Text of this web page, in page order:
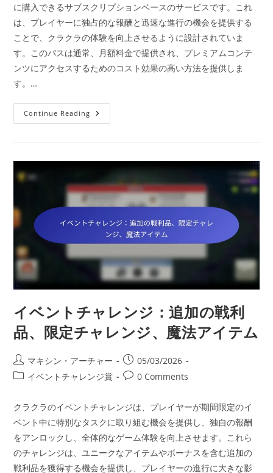
に購入できるサブスクリプションベースのサービスです。これ
は、プレイヤーに独占的な報酬と迅速な進行の機会を提供する
ことで、クラクラの体験を向上させるように設計されていま
す。このパスは通常、月額料金で提供され、プレミアムコンテ
ンツにアクセスするためのコスト効果の高い方法を提供しま
す。…
Continue Reading ゴ
ー
追
の
戦
利
品、
別
ベ
ト、
ー
ク
イ
テ
ム
イベントチャレンジ：追加の戦利
品、限定チャレンジ、魔法アイテム
Post
author:
マキシン・アーチャー
Post
published:
05/03/2026
Postイベントチャレンジ賞
Post0 Comments
クラクラのイベントチャレンジは、プレイヤーが期間限定のイ
ベント中に特別なタスクに取り組む機会を提供し、独自の報酬
をアンロックし、全体的なゲーム体験を向上させます。これら
のチャレンジは、ユニークなアイテムやボーナスを含む追加の
戦利品を獲得する機会を提供し、プレイヤーの進行に大きな影